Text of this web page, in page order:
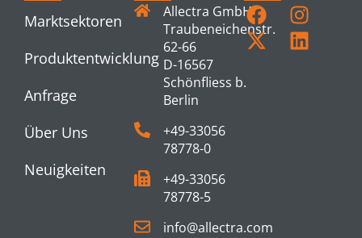
Marktsektoren
Produktentwicklung
Anfrage
Über Uns
Neuigkeiten
Allectra GmbH
Traubeneichenstr.
62-66
D-16567
Schönfliess b.
Berlin
+49-33056
78778-0
+49-33056
78778-5
info@allectra.com